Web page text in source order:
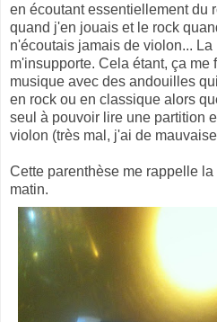
en écoutant essentiellement du
quand j'en jouais et le rock
n'écoutais jamais de violon...
m'insupporte. Cela étant, ça
musique avec des andouilles
en rock ou en classique alors
seul à pouvoir lire une partition
violon (très mal, j'ai de
Cette parenthèse me rappelle
matin.